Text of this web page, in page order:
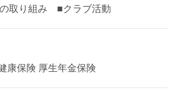
取り組み ■クラブ活動
康保険 厚生年金保険